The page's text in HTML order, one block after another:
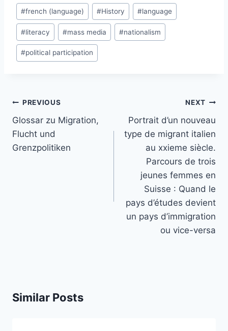
#french (language) #History #language
#literacy #mass media #nationalism
#political participation
Post
navigation
PREVIOUS
Glossar zu Migration,
Flucht und
Grenzpolitiken
NEXT
Portrait d’un nouveau
type de migrant italien
au xxieme siècle.
Parcours de trois
jeunes femmes en
Suisse : Quand le
pays d’études devient
un pays d’immigration
ou vice-versa
Similar Posts